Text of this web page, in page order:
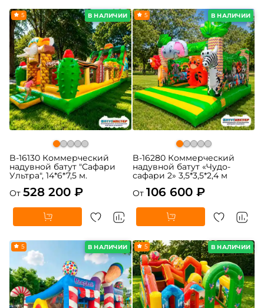
В НАЛИЧИИ
5
B-16130 Коммерческий
надувной батут "Сафари
Ультра", 14*6*7,5 м.
От 528 200 ₽
В НАЛИЧИИ
5
B-16280 Коммерческий
надувной батут «Чудо-
сафари 2» 3,5*3,5*2,4 м
От 106 600 ₽
В НАЛИЧИИ
5 В НАЛИЧИИ
5